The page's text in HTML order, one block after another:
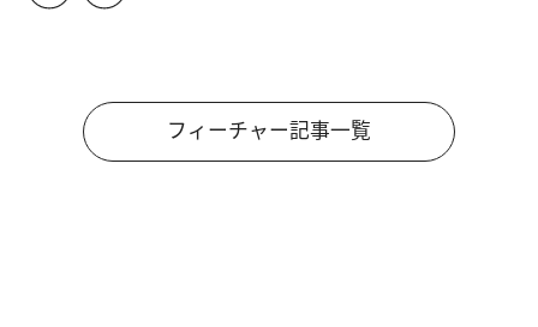
フィーチャー記事一覧